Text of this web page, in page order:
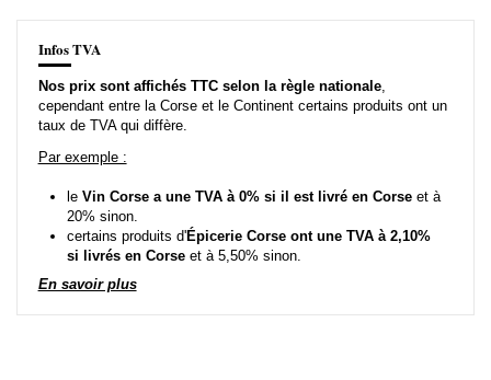
Infos TVA
Nos prix sont affichés TTC selon la règle nationale,
cependant entre la Corse et le Continent certains produits ont un
taux de TVA qui diffère.
Par exemple :
le Vin Corse a une TVA à 0% si il est livré en Corseet à
20% sinon.
certains produits d'Épicerie Corse ont une TVA à 2,10%
si livrés en Corseet à 5,50% sinon.
En savoir plus